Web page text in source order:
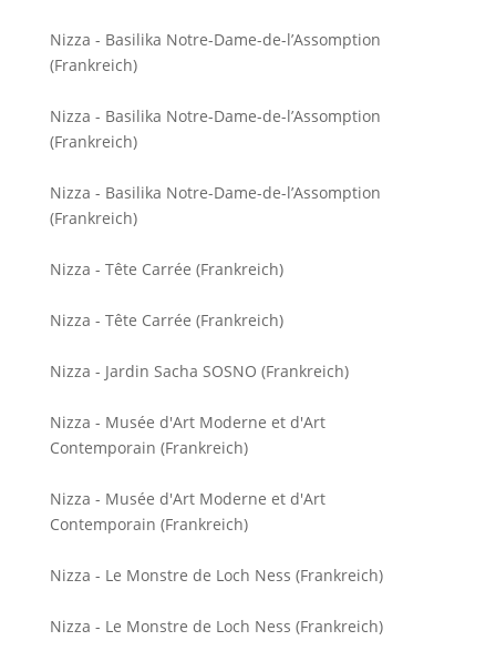
Nizza - Basilika Notre-Dame-de-l’Assomption
(Frankreich)
Nizza - Basilika Notre-Dame-de-l’Assomption
(Frankreich)
Nizza - Basilika Notre-Dame-de-l’Assomption
(Frankreich)
Nizza - Tête Carrée (Frankreich)
Nizza - Tête Carrée (Frankreich)
Nizza - Jardin Sacha SOSNO (Frankreich)
Nizza - Musée d'Art Moderne et d'Art
Contemporain (Frankreich)
Nizza - Musée d'Art Moderne et d'Art
Contemporain (Frankreich)
Nizza - Le Monstre de Loch Ness (Frankreich)
Nizza - Le Monstre de Loch Ness (Frankreich)